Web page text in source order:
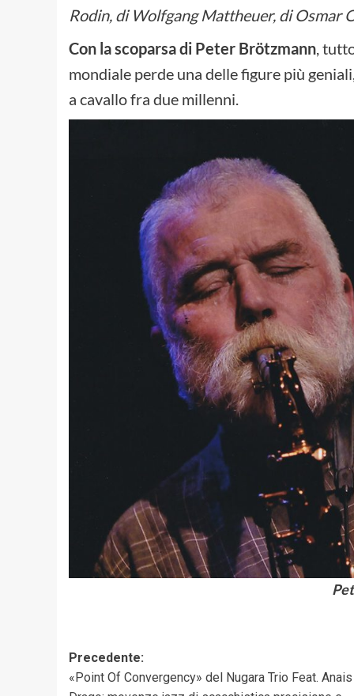
Rodin, di Wolfgang Mattheuer, di Osmar
Con la scoparsa di Peter Brötzmann ,
mondiale perde una delle figure più
a cavallo fra due millenni.
Navigazione
articolo
Precedente:
«Point Of Convergency» del Nugara Trio Feat. Anais